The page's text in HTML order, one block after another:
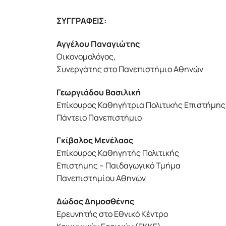
ΣΥΓΓΡΑΦΕΙΣ:
Αγγέλου Παναγιώτης
Οικονομολόγος,
Συνεργάτης στο Πανεπιστήμιο Αθηνών
Γεωργιάδου Βασιλική
Επίκουρος Καθηγήτρια Πολιτικής
Πάντειο Πανεπιστήμιο
Γκίβαλος Μενέλαος
Επίκουρος Καθηγητής Πολιτικής
Επιστήμης – Παιδαγωγικό Τμήμα
Πανεπιστημίου Αθηνών
Δώδος Δημοσθένης
Ερευνητής στο Εθνικό Κέντρο